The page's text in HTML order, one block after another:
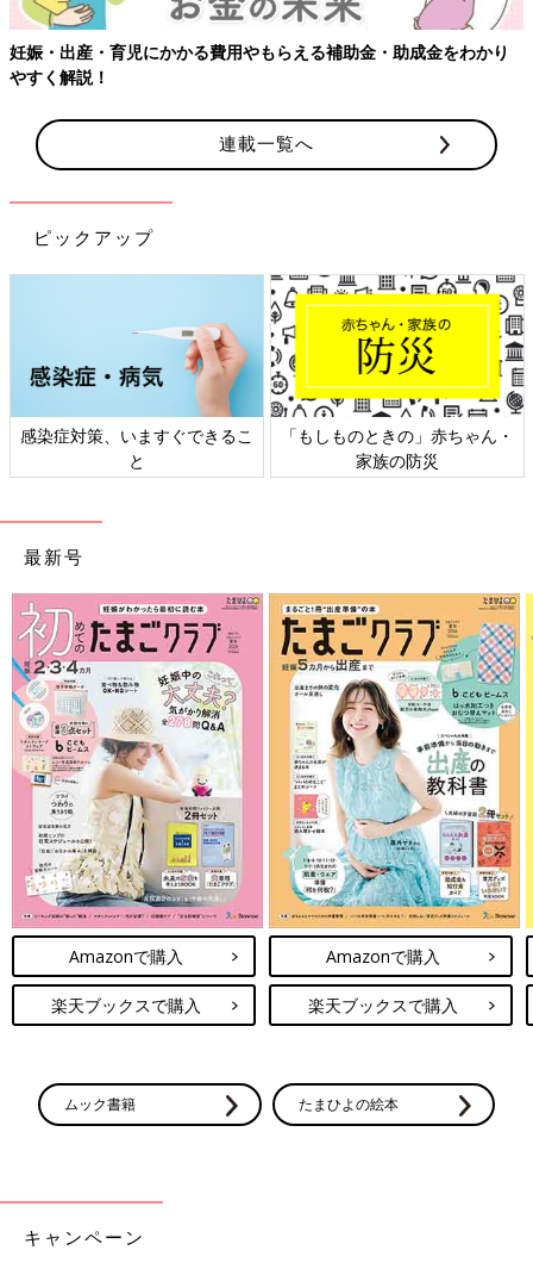
かる費用やもらえる補助金・助成金をわかり
連載一覧へ
ピックアップ
すぐできるこ
「もしものときの」赤ちゃん・
日本外来小児科
最新号
Amazonで購入
楽天ブックスで購入
Amazonで購入
楽天ブックスで購入
ムック書籍 たまひよの絵本
キャンペーン